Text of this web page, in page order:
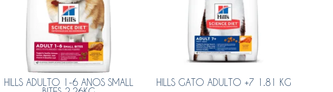
HILLS ADULTO 1-6 AÑOS SMALL
HILLS GATO ADULTO +7 1.81 KG